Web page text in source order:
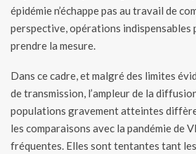
épidémie n’échappe pas au travail de
perspective, opérations indispensables
prendre la mesure.
Dans ce cadre, et malgré des limites
de transmission, l’ampleur de la
populations gravement atteintes
les comparaisons avec la pandémie de
fréquentes. Elles sont tentantes tant